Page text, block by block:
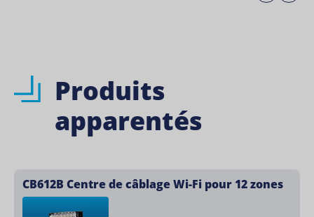
Produits
apparentés
CB612B Centre de câblage Wi-Fi pour 12 zones